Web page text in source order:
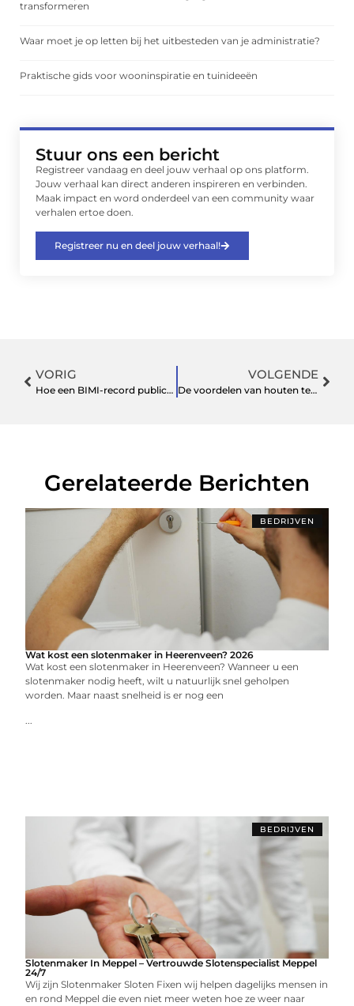
transformeren
Waar moet je op letten bij het uitbesteden van je administratie?
Praktische gids voor wooninspiratie en tuinideeën
Stuur ons een bericht
Registreer vandaag en deel jouw verhaal op ons platform.
Jouw verhaal kan direct anderen inspireren en verbinden.
Maak impact en word onderdeel van een community waar
verhalen ertoe doen.
Registreer nu en deel jouw verhaal!
VORIG
Hoe een BIMI-record publiceren?
VOLGENDE
De voordelen van houten terras meubels
Gerelateerde Berichten
BEDRIJVEN
Wat kost een slotenmaker in Heerenveen? 2026
Wat kost een slotenmaker in Heerenveen? Wanneer u een
slotenmaker nodig heeft, wilt u natuurlijk snel geholpen
worden. Maar naast snelheid is er nog een
...
BEDRIJVEN
Slotenmaker In Meppel – Vertrouwde Slotenspecialist Meppel
24/7
Wij zijn Slotenmaker Sloten Fixen wij helpen dagelijks mensen in
en rond Meppel die even niet meer weten hoe ze weer naar